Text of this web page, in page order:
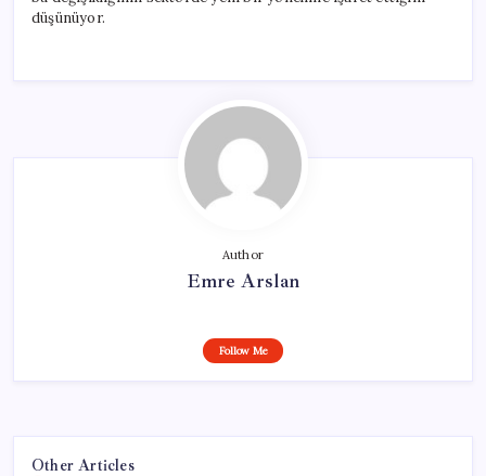
düşünüyor.
Author
Emre Arslan
Follow Me
Other Articles